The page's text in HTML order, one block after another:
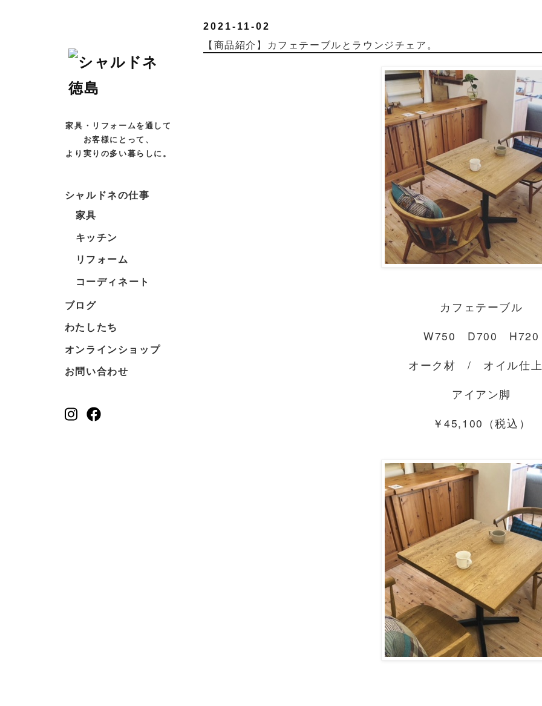
家具・リフォームを通して
お客様にとって、
より実りの多い暮らしに。
シャルドネの仕事
家具
キッチン
リフォーム
コーディネート
ブログ
わたしたち
オンラインショップ
お問い合わせ
2021-11-02
【商品紹介】カフェテーブルとラウンジチェア。
カフェテーブル
W750 D700 H720
オーク材 / オイル仕
アイアン脚
￥45,100（税込）